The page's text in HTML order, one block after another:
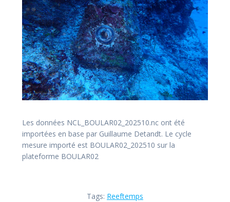
Les données NCL_BOULAR02_202510.nc ont été
importées en base par Guillaume Detandt. Le cycle
mesure importé est BOULAR02_202510 sur la
plateforme BOULAR02
Tags: Reeftemps